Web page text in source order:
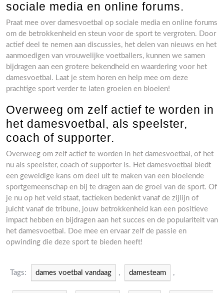
sociale media en online forums.
Praat mee over damesvoetbal op sociale media en online forums
om de betrokkenheid en steun voor de sport te vergroten. Door
actief deel te nemen aan discussies, het delen van nieuws en het
aanmoedigen van vrouwelijke voetballers, kunnen we samen
bijdragen aan een grotere bekendheid en waardering voor het
damesvoetbal. Laat je stem horen en help mee om deze
prachtige sport verder te laten groeien en bloeien!
Overweeg om zelf actief te worden in
het damesvoetbal, als speelster,
coach of supporter.
Overweeg om zelf actief te worden in het damesvoetbal, of het
nu als speelster, coach of supporter is. Het damesvoetbal biedt
een geweldige kans om deel uit te maken van een bloeiende
sportgemeenschap en bij te dragen aan de groei van de sport. Of
je nu op het veld staat, tactieken bedenkt vanaf de zijlijn of
juicht vanaf de tribune, jouw betrokkenheid kan een positieve
impact hebben en bijdragen aan het succes en de populariteit van
het damesvoetbal. Doe mee en ervaar zelf de passie en
opwinding die deze sport te bieden heeft!
Tags: dames voetbal vandaag , damesteam ,